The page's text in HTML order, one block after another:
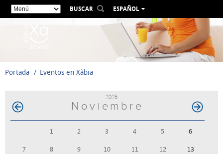
BUSCAR
ESPAÑOL
VALENCIÀ
ENGLISH
FRANÇAIS
Portada Eventos en Xàbia
2026
Noviembre
1 2 3 4 5 6
7 8 9 10 11 12 13